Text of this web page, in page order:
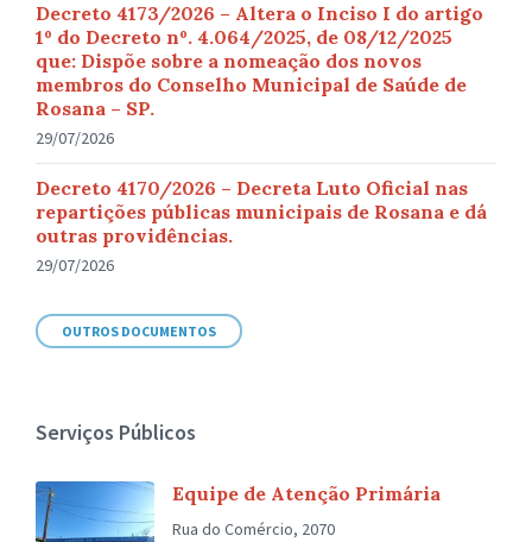
Decreto 4173/2026 – Altera o Inciso I do artigo
1º do Decreto nº. 4.064/2025, de 08/12/2025
que: Dispõe sobre a nomeação dos novos
membros do Conselho Municipal de Saúde de
Rosana – SP.
29/07/2026
Decreto 4170/2026 – Decreta Luto Oficial nas
repartições públicas municipais de Rosana e dá
outras providências.
29/07/2026
OUTROS DOCUMENTOS
Serviços Públicos
Equipe de Atenção Primária
Rua do Comércio, 2070